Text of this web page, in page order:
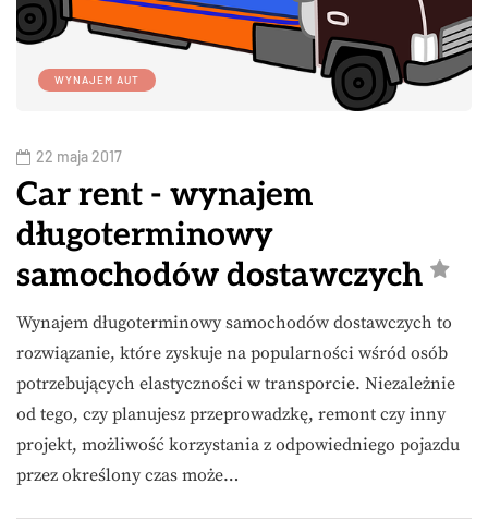
WYNAJEM AUT
22 maja 2017
Car rent - wynajem
długoterminowy
samochodów dostawczych
Wynajem długoterminowy samochodów dostawczych to
rozwiązanie, które zyskuje na popularności wśród osób
potrzebujących elastyczności w transporcie. Niezależnie
od tego, czy planujesz przeprowadzkę, remont czy inny
projekt, możliwość korzystania z odpowiedniego pojazdu
przez określony czas może…